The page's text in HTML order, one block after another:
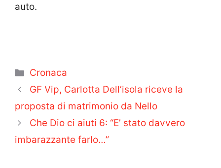
auto.
Categorie
Cronaca
GF Vip, Carlotta Dell’isola riceve la
proposta di matrimonio da Nello
Che Dio ci aiuti 6: “E’ stato davvero
imbarazzante farlo…”